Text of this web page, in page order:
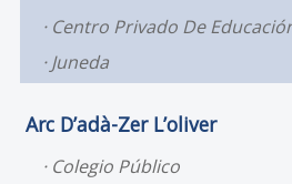
Centro Privado De
Juneda
Arc D’adà-Zer L’oliver
Colegio Público